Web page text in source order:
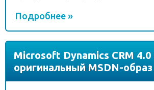
Подробнее »
Microsoft Dynamics CRM 4.0
оригинальный MSDN-образ